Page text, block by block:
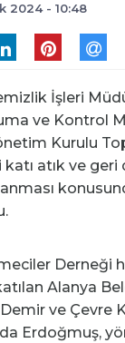
2024 - 10:48
İşleri
ve Kontrol
Kurulu
atık ve geri
Derneği
Alanya
ve Çevre
Erdoğmuş,